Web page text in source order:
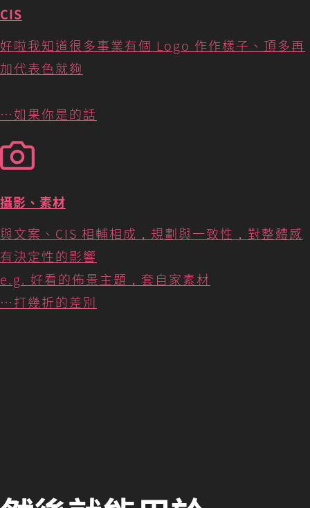
CIS
好啦我知道很多事業有個 Logo 作作樣子、頂多再
加代表色就夠
…如果你是的話
攝影、素材
與文案、CIS 相輔相成，規劃與一致性，對整體感
有決定性的影響
e.g. 好看的佈景主題，套自家素材
…打幾折的差別